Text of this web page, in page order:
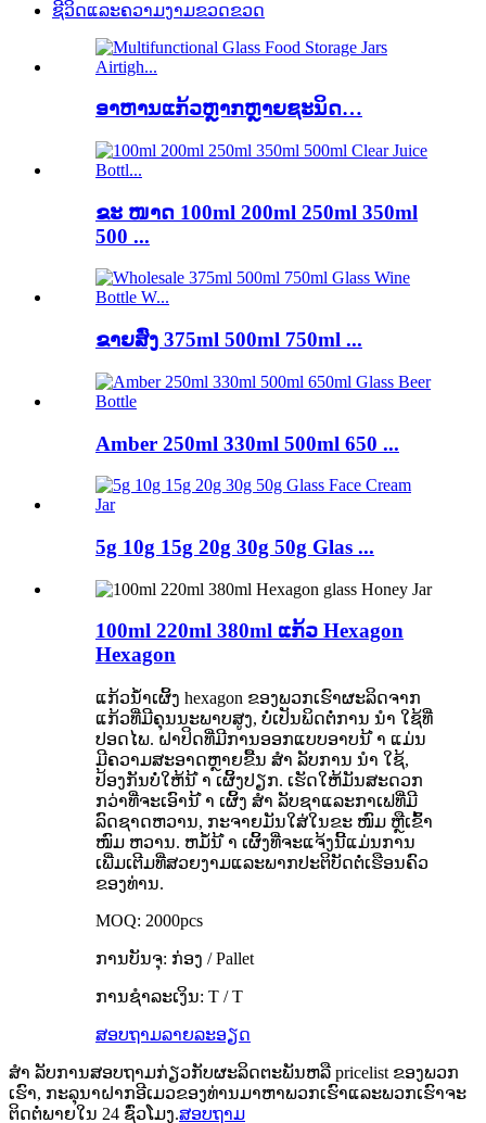
ຊີວິດແລະຄວາມງາມຂວດຂວດ
ອາຫານແກ້ວຫຼາກຫຼາຍຊະນິດ…
ຂະ ໜາດ 100ml 200ml 250ml 350ml
500 ...
ຂາຍສົ່ງ 375ml 500ml 750ml ...
Amber 250ml 330ml 500ml 650 ...
5g 10g 15g 20g 30g 50g Glas ...
100ml 220ml 380ml ແກ້ວ Hexagon
Hexagon
ແກ້ວນໍ້າເຜິ້ງ hexagon ຂອງພວກເຮົາຜະລິດຈາກ
ແກ້ວທີ່ມີຄຸນນະພາບສູງ, ບໍ່ເປັນພິດຕໍ່ການ ນຳ ໃຊ້ທີ່
ປອດໄພ. ຝາປິດທີ່ມີການອອກແບບອາບນ້ ຳ ແມ່ນ
ມີຄວາມສະອາດຫຼາຍຂື້ນ ສຳ ລັບການ ນຳ ໃຊ້,
ປ້ອງກັນບໍ່ໃຫ້ນ້ ຳ ເຜິ້ງປຽກ. ເຮັດໃຫ້ມັນສະດວກ
ກວ່າທີ່ຈະເອົານ້ ຳ ເຜິ້ງ ສຳ ລັບຊາແລະກາເຟທີ່ມີ
ລົດຊາດຫວານ, ກະຈາຍມັນໃສ່ໃນຂະ ໜົມ ຫຼືເຂົ້າ
ໜົມ ຫວານ. ຫມໍ້ນ້ ຳ ເຜິ້ງທີ່ຈະແຈ້ງນີ້ແມ່ນການ
ເພີ່ມເຕີມທີ່ສວຍງາມແລະພາກປະຕິບັດຕໍ່ເຮືອນຄົວ
ຂອງທ່ານ.
MOQ: 2000pcs
ການບັນຈຸ: ກ່ອງ / Pallet
ການຊໍາລະເງິນ: T / T
ສອບຖາມລາຍລະອຽດ
ສຳ ລັບການສອບຖາມກ່ຽວກັບຜະລິດຕະພັນຫລື pricelist ຂອງພວກ
ເຮົາ, ກະລຸນາຝາກອີເມວຂອງທ່ານມາຫາພວກເຮົາແລະພວກເຮົາຈະ
ຕິດຕໍ່ພາຍໃນ 24 ຊົ່ວໂມງ.ສອບຖາມ